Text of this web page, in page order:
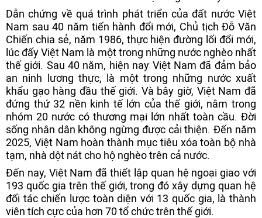
Dẫn chứng về quá trình phát triển của đất nước Việt
Nam sau 40 năm tiến hành đổi mới, Chủ tịch Đỗ Văn
Chiến chia sẻ, năm 1986, thực hiện đường lối đổi mới,
lúc đấy Việt Nam là một trong những nước nghèo nhất
thế giới. Sau 40 năm, hiện nay Việt Nam đã đảm bảo
an ninh lương thực, là một trong những nước xuất
khẩu gạo hàng đầu thế giới. Và bây giờ, Việt Nam đã
đứng thứ 32 nền kinh tế lớn của thế giới, nằm trong
nhóm 20 nước có thương mại lớn nhất toàn cầu. Đời
sống nhân dân không ngừng được cải thiện. Đến năm
2025, Việt Nam hoàn thành mục tiêu xóa toàn bộ nhà
tạm, nhà dột nát cho hộ nghèo trên cả nước.
Đến nay, Việt Nam đã thiết lập quan hệ ngoại giao với
193 quốc gia trên thế giới, trong đó xây dựng quan hệ
đối tác chiến lược toàn diện với 13 quốc gia, là thành
viên tích cực của hơn 70 tổ chức trên thế giới.